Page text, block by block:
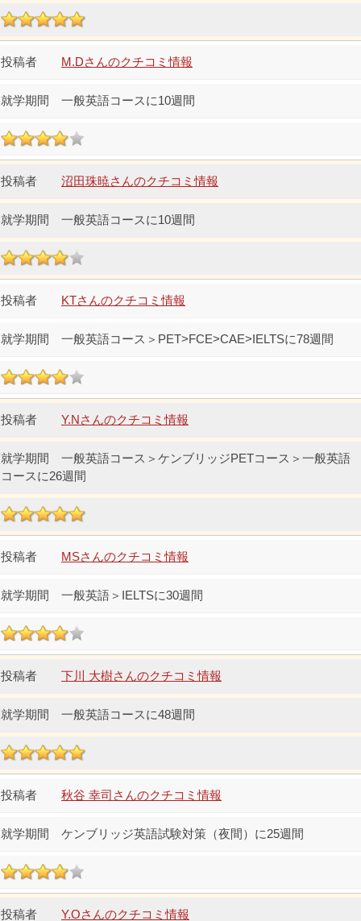
M.Dさんのクチコミ情報
一般英語コースに10週間
沼田珠暁さんのクチコミ情報
一般英語コースに10週間
KTさんのクチコミ情報
一般英語コース＞PET>FCE>CAE>IELTSに78週間
Y.Nさんのクチコミ情報
一般英語コース＞ケンブリッジPETコース＞一般英語
コースに26週間
MSさんのクチコミ情報
一般英語＞IELTSに30週間
下川 大樹さんのクチコミ情報
一般英語コースに48週間
秋谷 幸司さんのクチコミ情報
ケンブリッジ英語試験対策（夜間）に25週間
Y.Oさんのクチコミ情報